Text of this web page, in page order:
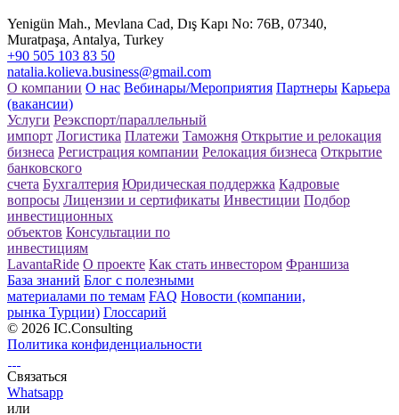
Yenigün Mah., Mevlana Cad, Dış Kapı No: 76B, 07340,
Muratpaşa, Antalya, Turkey
+90 505 103 83 50
natalia.kolieva.business@gmail.com
О компании О нас Вебинары/Мероприятия Партнеры Карьера
(вакансии)
Услуги Реэкспорт/параллельный
импорт Логистика Платежи Таможня Открытие и релокация
бизнеса Регистрация компании Релокация бизнеса Открытие
банковского
счета Бухгалтерия Юридическая поддержка Кадровые
вопросы Лицензии и сертификаты Инвестиции Подбор
инвестиционных
объектов Консультации по
инвестициям
LavantaRide О проекте Как стать инвестором Франшиза
База знаний Блог с полезными
материалами по темам FAQ Новости (компании,
рынка Турции) Глоссарий
© 2026 IC.Consulting
Политика конфиденциальности
Связаться
Whatsapp
или